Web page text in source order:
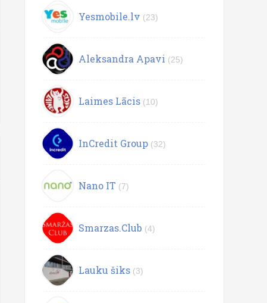
Yesmobile.lv (23)
Aleksandra Apavi (25)
Laimes Lācis (10)
InCredit Group (32)
Nano IT (7)
Smarzas.Club (4)
Lauku šiks (3)